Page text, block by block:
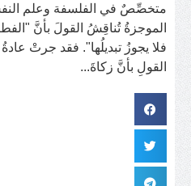
متخصِّصٌ في الفلسفة وعلم
الموجزةُ تُناقِشُ القولَ بأنَّ
فلا يجوزُ تبديلُها". فقد جرتْ
القولِ بأنَّ زكاةَ...